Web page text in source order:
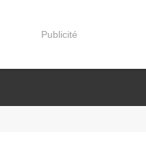
Publicité